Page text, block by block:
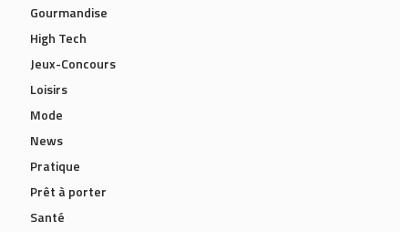
Gourmandise
High Tech
Jeux-Concours
Loisirs
Mode
News
Pratique
Prêt à porter
Santé